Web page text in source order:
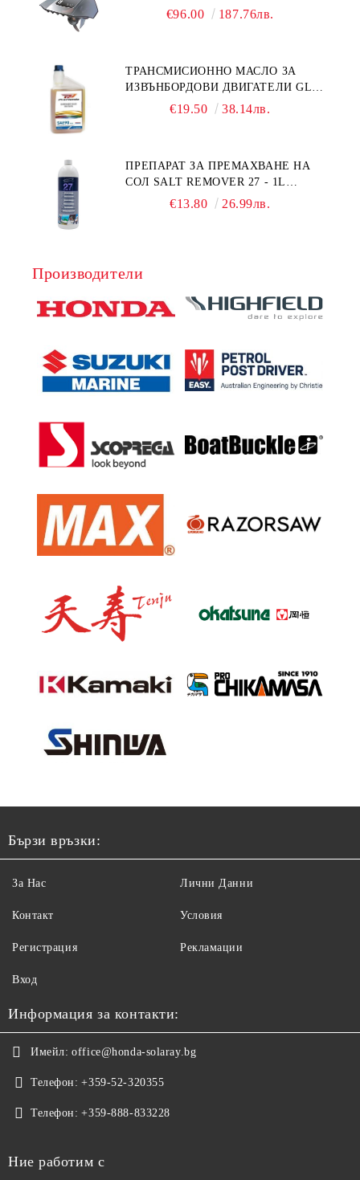
УНИВЕРСАЛЕН SE SPORT 200
€96.00 187.76лв.
ТРАНСМИСИОННО МАСЛО ЗА
ИЗВЪНБОРДОВИ ДВИГАТЕЛИ GL4
HONDA MARINE 08251-999-102PRO
€19.50 38.14лв.
ПРЕПАРАТ ЗА ПРЕМАХВАНЕ НА
СОЛ SALT REMOVER 27 - 1L
NAUTIC CLEAN
€13.80 26.99лв.
Производители
Бързи връзки:
За Нас
Контакт
Регистрация
Вход
Лични Данни
Условия
Рекламации
Информация за контакти:
Имейл: office@honda-solaray.bg
Телефон: +359-52-320355
Телефон: +359-888-833228
Ние работим с